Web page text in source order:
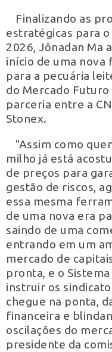
Finalizando as
estratégicas para
2026, Jônadan Ma
início de uma nova
para a pecuária
do Mercado
parceria entre a
Stonex.
"Assim como
milho já está
de preços para
gestão de riscos,
essa mesma
de uma nova era
saindo de uma
entrando em um
mercado de
pronta, e o
instruir os
chegue na ponta,
financeira e
oscilações do
presidente da